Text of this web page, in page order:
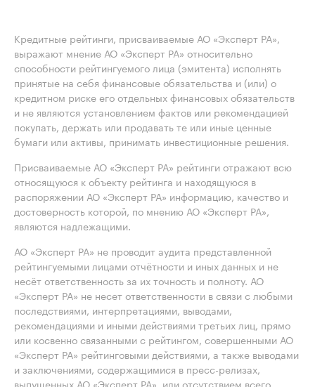
Кредитные рейтинги, присваиваемые АО «Эксперт РА»,
выражают мнение АО «Эксперт РА» относительно
способности рейтингуемого лица (эмитента) исполнять
принятые на себя финансовые обязательства и (или) о
кредитном риске его отдельных финансовых обязательств
и не являются установлением фактов или рекомендацией
покупать, держать или продавать те или иные ценные
бумаги или активы, принимать инвестиционные решения.
Присваиваемые АО «Эксперт РА» рейтинги отражают всю
относящуюся к объекту рейтинга и находящуюся в
распоряжении АО «Эксперт РА» информацию, качество и
достоверность которой, по мнению АО «Эксперт РА»,
являются надлежащими.
АО «Эксперт РА» не проводит аудита представленной
рейтингуемыми лицами отчётности и иных данных и не
несёт ответственность за их точность и полноту. АО
«Эксперт РА» не несет ответственности в связи с любыми
последствиями, интерпретациями, выводами,
рекомендациями и иными действиями третьих лиц, прямо
или косвенно связанными с рейтингом, совершенными АО
«Эксперт РА» рейтинговыми действиями, а также выводами
и заключениями, содержащимися в пресс-релизах,
выпущенных АО «Эксперт РА», или отсутствием всего